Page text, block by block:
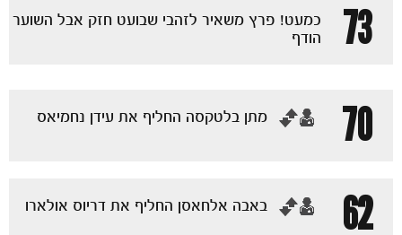
73
כמעט! פרץ משאיר לזהבי שבועט חזק אבל השוער
הודף
70 ‏מתן בלטקסה החליף את עידן נחמיאס
62 ‏באבה אלחאסן החליף את דריוס אולארו